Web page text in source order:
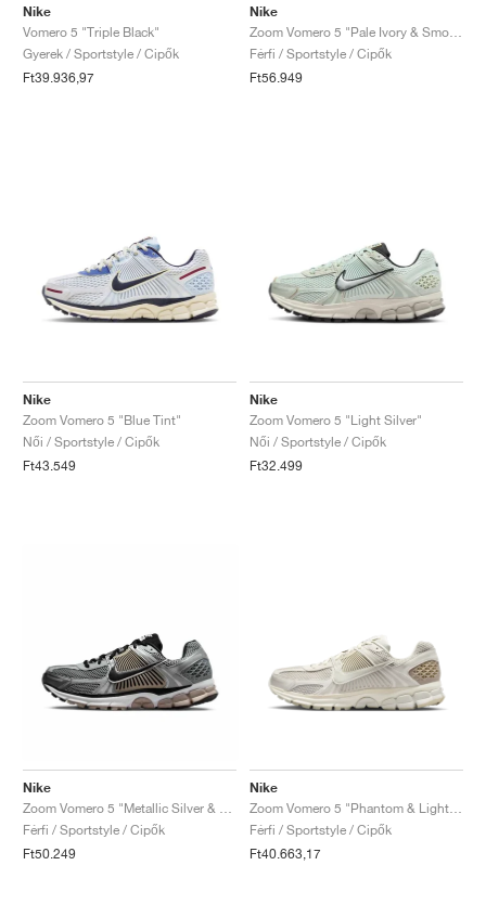
Nike
Vomero 5 "Triple Black"
Gyerek / Sportstyle / Cipők
Ft39.936,97
Nike
Férfi / Sportstyle / Cipők
Ft56.949
Nike
Zoom Vomero 5 "Blue Tint"
Női / Sportstyle / Cipők
Ft43.549
Nike
Zoom Vomero 5 "Light Silver"
Női / Sportstyle / Cipők
Ft32.499
Nike
Férfi / Sportstyle / Cipők
Ft50.249
Nike
Férfi / Sportstyle / Cipők
Ft40.663,17